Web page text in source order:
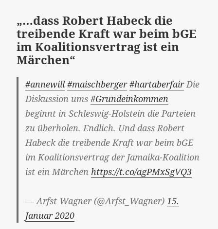
„…dass Robert Habeck die
treibende Kraft war beim bGE
im Koalitionsvertrag ist ein
Märchen“
#annewill #maischberger #hartaberfairDie
Diskussion ums#Grundeinkommen
beginnt in Schleswig-Holstein die Parteien
zu überholen. Endlich. Und dass Robert
Habeck die treibende Kraft war beim bGE
im Koalitionsvertrag der Jamaika-Koalition
ist ein Märchen https://t.co/agPMxSgVQ3
— Arfst Wagner (@Arfst_Wagner)15.
Januar 2020